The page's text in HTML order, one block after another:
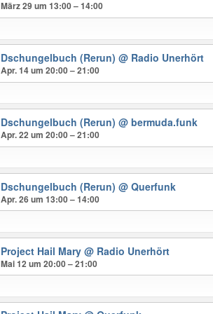
März 29 um 13:00 – 14:00
Dschungelbuch (Rerun)@ Radio Unerhört
Apr. 14 um 20:00 – 21:00
Dschungelbuch (Rerun)@ bermuda.funk
Apr. 22 um 20:00 – 21:00
Dschungelbuch (Rerun)@ Querfunk
Apr. 26 um 13:00 – 14:00
Project Hail Mary@ Radio Unerhört
Mai 12 um 20:00 – 21:00